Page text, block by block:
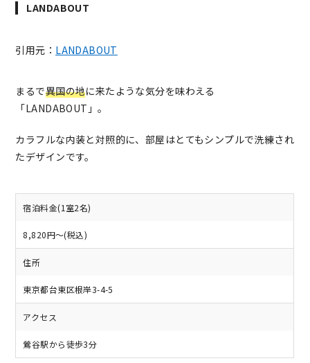
LANDABOUT
引用元： LANDABOUT
まるで異国の地に来たような気分を味わえる
「LANDABOUT」。
カラフルな内装と対照的に、部屋はとてもシンプルで洗練され
たデザインです。
宿泊料金(1室2名)
8,820円～(税込)
住所
東京都台東区根岸3-4-5
アクセス
鶯谷駅から徒歩3分